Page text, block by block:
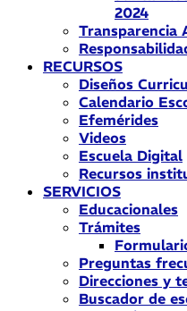
2024
Transparencia
RECURSOS
Diseños
Calendario
Efemérides
Videos
Escuela Digital
Recursos
SERVICIOS
Educacionales
Trámites
Preguntas
Direcciones y
Buscador de